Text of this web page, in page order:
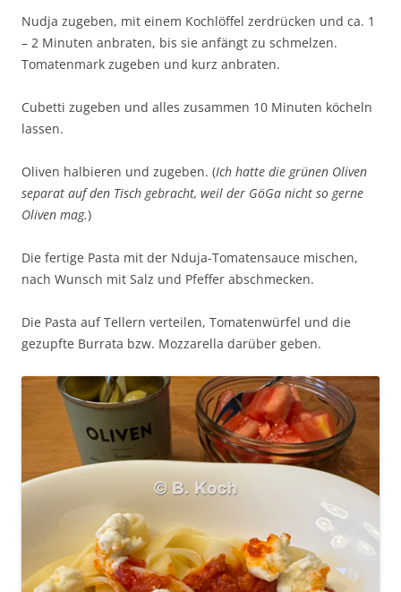
Nudja zugeben, mit einem Kochlöffel zerdrücken und ca. 1
– 2 Minuten anbraten, bis sie anfängt zu schmelzen.
Tomatenmark zugeben und kurz anbraten.
Cubetti zugeben und alles zusammen 10 Minuten köcheln
lassen.
Oliven halbieren und zugeben. (Ich hatte die grünen Oliven
separat auf den Tisch gebracht, weil der GöGa nicht so gerne
Oliven mag.)
Die fertige Pasta mit der Nduja-Tomatensauce mischen,
nach Wunsch mit Salz und Pfeffer abschmecken.
Die Pasta auf Tellern verteilen, Tomatenwürfel und die
gezupfte Burrata bzw. Mozzarella darüber geben.